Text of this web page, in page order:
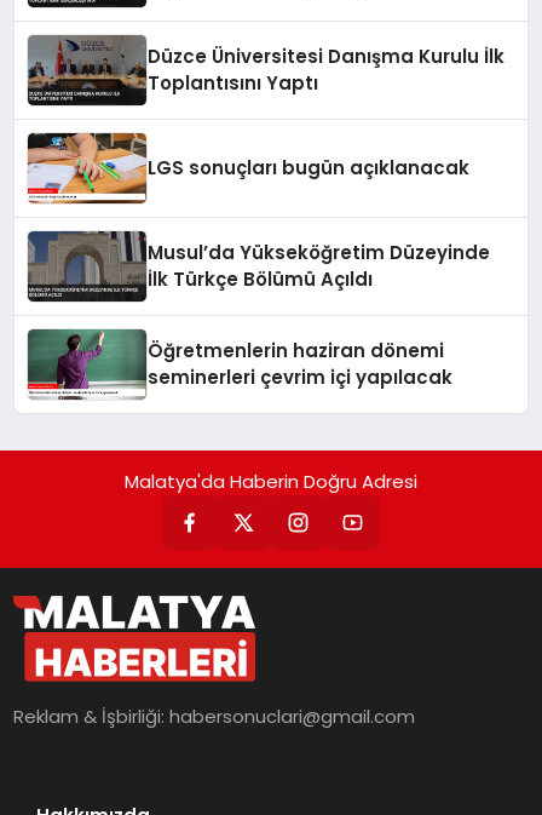
Düzce Üniversitesi Danışma Kurulu İlk
Toplantısını Yaptı
LGS sonuçları bugün açıklanacak
Musul’da Yükseköğretim Düzeyinde
İlk Türkçe Bölümü Açıldı
Öğretmenlerin haziran dönemi
seminerleri çevrim içi yapılacak
Malatya'da Haberin Doğru Adresi
Reklam & İşbirliği:habersonuclari@gmail.com